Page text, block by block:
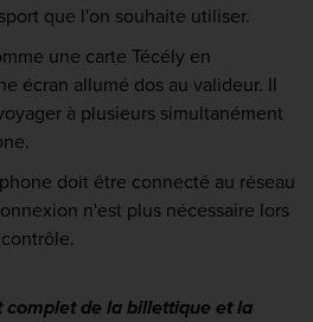
que l'on souhaite utiliser.
une carte Técély en
écran allumé dos au valideur. Il
à plusieurs simultanément
doit être connecté au réseau
n'est plus nécessaire lors
complet de la billettique et la